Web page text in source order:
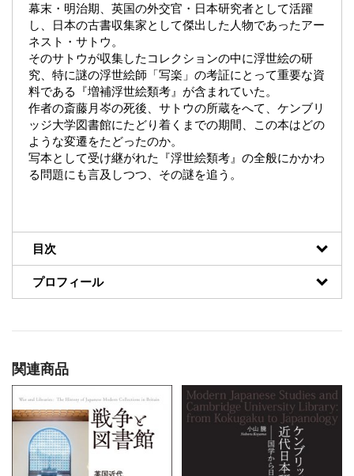
幕末・明治期、英国の外交官・日本研究者として活躍
し、日本の古書収集家として傑出した人物であったアー
ネスト・サトウ。
そのサトウが収集したコレクションの中に浮世絵の研
究、特に謎の浮世絵師「写楽」の考証にとって重要な資
料である『増補浮世絵類考』が含まれていた。
作者の斎藤月岑の死後、サトウの所蔵をへて、ケンブリ
ッジ大学図書館にたどり着くまでの期間、この本はどの
ような変遷をたどったのか。
写本として受け継がれた『浮世絵類考』の全般にかかわ
る問題にも言及しつつ、その謎を追う。
目次
プロフィール
関連商品